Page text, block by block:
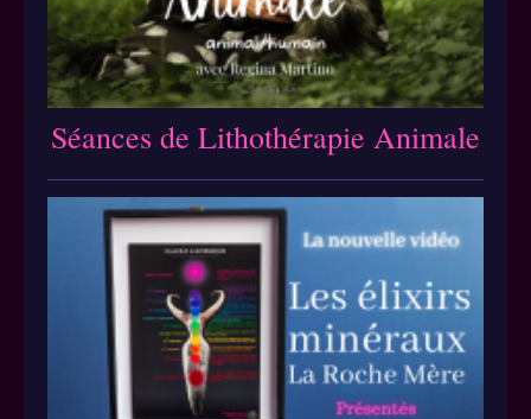
Séances de Lithothérapie Animale